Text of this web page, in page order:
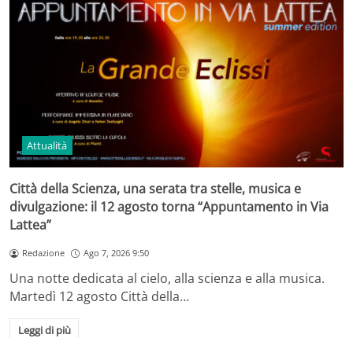
Attualità
Città della Scienza, una serata tra stelle, musica e
divulgazione: il 12 agosto torna “Appuntamento in Via
Lattea”
Redazione Ago 7, 2026 9:50
Una notte dedicata al cielo, alla scienza e alla musica.
Martedì 12 agosto Città della…
Leggi di più